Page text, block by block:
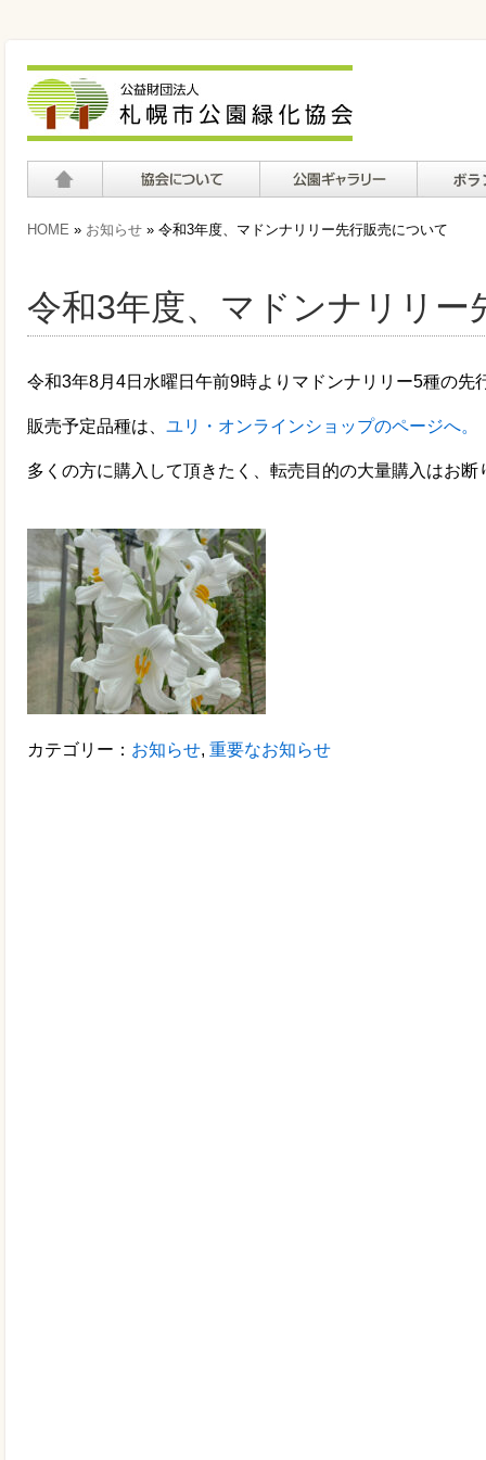
て
HOME » お知らせ » 令和3年度、マドンナリリー先行販売について
令和3年度、マドンナリリー
令和3年8月4日水曜日午前9時よりマドンナリリー5種の先
販売予定品種は、 ユリ・オンラインショップのページへ。
多くの方に購入して頂きたく、転売目的の大量購入はお断
カテゴリー： お知らせ, 重要なお知らせ